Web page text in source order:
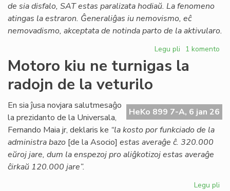
de sia disfalo, SAT estas paralizata hodiaŭ. La fenomeno
atingas la estraron. Ĝeneraliĝas iu nemovismo, eĉ
nemovadismo, akceptata de notinda parto de la aktivularo.
Legu pli pri
Kessous
agonianta
SAT
1 komento
Motoro kiu ne turnigas la
radojn de la veturilo
HeKo 899 7-A, 6 jan 26
En sia ĵusa novjara salutmesaĝo
la prezidanto de la Universala,
Fernando Maia jr, deklaris ke “la kosto por funkciado de la
administra bazo [de la Asocio] estas averaĝe ĉ. 320.000
eŭroj jare, dum la enspezoj pro aliĝkotizoj estas averaĝe
ĉirkaŭ 120.000 jare”.
Legu pli